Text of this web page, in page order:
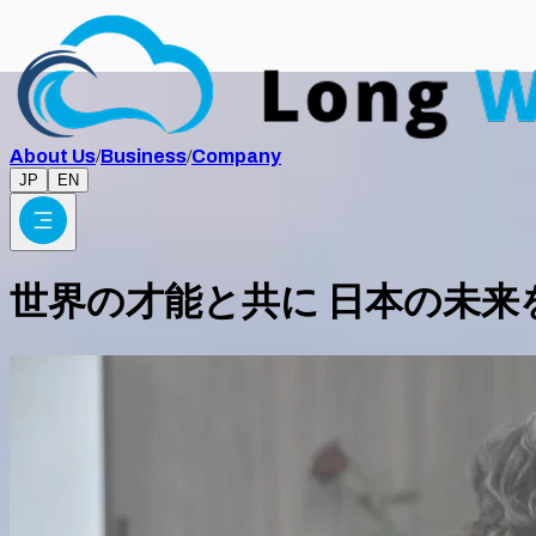
About Us/Business/Company
JP EN
世界の才能と共に 日本の未来